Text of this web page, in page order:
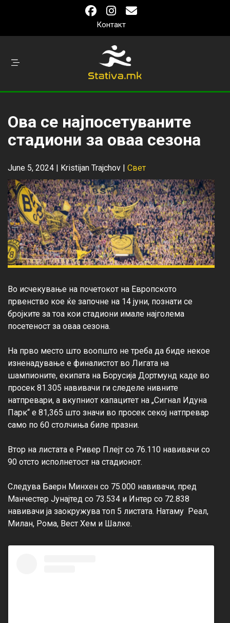
Контакт
Ова се најпосетуваните
стадиони за оваа сезона
June 5, 2024 | Kristijan Trajchov | Свет
Во исчекување на почетокот на Европското
првенство кое ќе започне на 14 јуни, познати се
бројките за тоа кои стадиони имале најголема
посетеност за оваа сезона.
На прво место што воопшто не треба да биде некое
изненадување е финалистот во Лигата на
шампионите, екипата на Борусија Дортмунд каде во
просек 81.305 навивачи ги следеле нивните
натпревари, а вкупниот капацитет на „Сигнал Идуна
Парк“ е 81,365 што значи во просек секој натпревар
само по 60 столчиња биле празни.
Втор на листата е Ривер Плејт со 76.110 навивачи со
90 отсто исполнетост на стадионот.
Следува Баерн Минхен со 75.000 навивачи, пред
Манчестер Јунајтед со 73.534 и Интер со 72.838
навивачи ја заокружува топ 5 листата. Натаму  Реал,
Милан, Рома, Вест Хем и Шалке.